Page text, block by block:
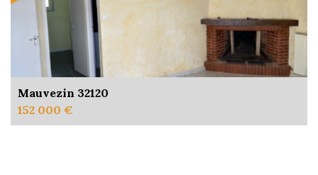
Mauvezin 32120
152 000 €